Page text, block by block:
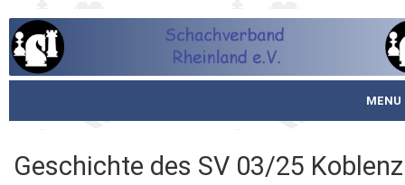
MENU
Geschichte des SV 03/25 Koblenz